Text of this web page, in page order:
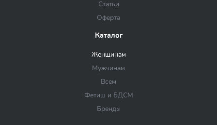
Статьи
Оферта
Каталог
Женщинам
Мужчинам
Всем
Фетиш и БДСМ
Бренды